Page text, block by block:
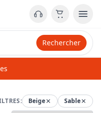
Rechercher
Beige Sable